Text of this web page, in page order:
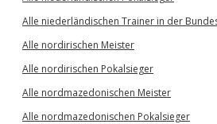
Alle niederländischen Trainer in der
Alle nordirischen Meister
Alle nordirischen Pokalsieger
Alle nordmazedonischen Meister
Alle nordmazedonischen Pokalsieger